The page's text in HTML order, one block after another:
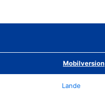
Mobilversion
Lande